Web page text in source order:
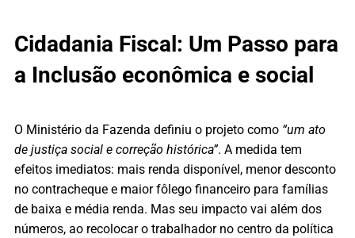
Cidadania Fiscal: Um Passo para
a Inclusão econômica e social
O Ministério da Fazenda definiu o projeto como “um ato
de justiça social e correção histórica”. A medida tem
efeitos imediatos: mais renda disponível, menor desconto
no contracheque e maior fôlego financeiro para famílias
de baixa e média renda. Mas seu impacto vai além dos
números, ao recolocar o trabalhador no centro da política